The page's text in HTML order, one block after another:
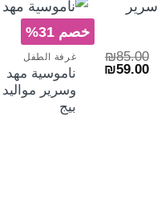
₪85.00
السعر₪59.00
السعر
الحالي
خصم 31%
غرفة الطفل
ناموسية مهد
وسرير
بيج